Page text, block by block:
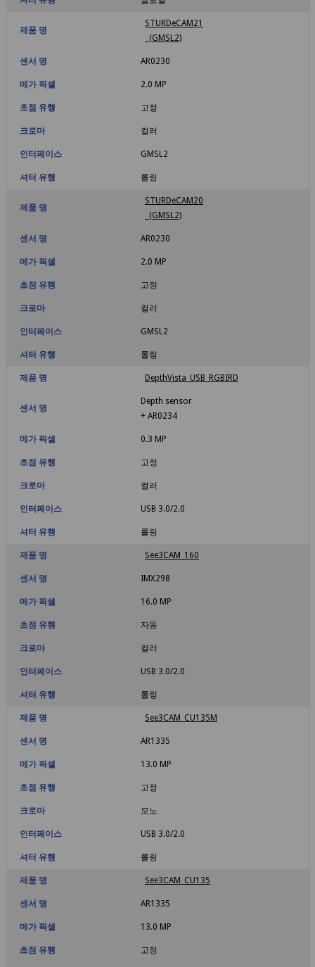
제품 명
STURDeCAM21
(GMSL2)
센서 명 AR0230
메가 픽셀 2.0 MP
초점 유행 고정
크로마 컬러
인터페이스 GMSL2
셔터 유행 롤링
제품 명
STURDeCAM20
(GMSL2)
센서 명 AR0230
메가 픽셀 2.0 MP
초점 유행 고정
크로마 컬러
인터페이스 GMSL2
셔터 유행 롤링
제품 명 DepthVista_USB_RGBIRD
센서 명
Depth sensor
+ AR0234
메가 픽셀 0.3 MP
초점 유행 고정
크로마 컬러
인터페이스 USB 3.0/2.0
셔터 유행 롤링
제품 명 See3CAM_160
센서 명 IMX298
메가 픽셀 16.0 MP
초점 유행 자동
크로마 컬러
인터페이스 USB 3.0/2.0
셔터 유행 롤링
제품 명 See3CAM_CU135M
센서 명 AR1335
메가 픽셀 13.0 MP
초점 유행 고정
크로마 모노
인터페이스 USB 3.0/2.0
셔터 유행 롤링
제품 명 See3CAM_CU135
센서 명 AR1335
메가 픽셀 13.0 MP
초점 유행 고정